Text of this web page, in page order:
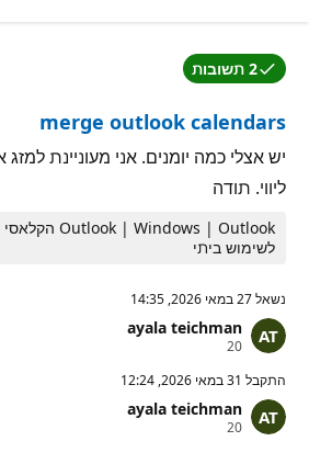
ט
י
ן
ת
מ
ו
י
י
ן
2 תשובות אחת מהתשובות התקבלה על-ידי
merge outlook calendars
יש אצלי כמה יומנים. אני מעוניינת
ליווי. תודה
לשימוש ביתי
נשאל27 במאי 2026, 14:35
ayala teichman
20
ו
ת
התקבל 31 במאי 2026, 12:24
ayala teichman
20